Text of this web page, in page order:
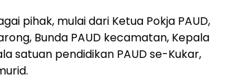
pihak, mulai dari Ketua Pokja PAUD,
Bunda PAUD kecamatan, Kepala
satuan pendidikan PAUD se-Kukar,